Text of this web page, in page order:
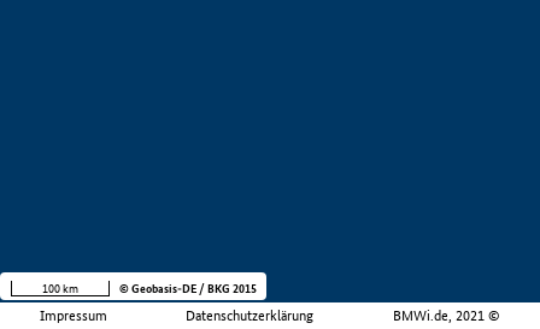
Impressum Datenschutzerklärung BMWi.de, 2021 ©
100 km © Geobasis-DE / BKG 2015